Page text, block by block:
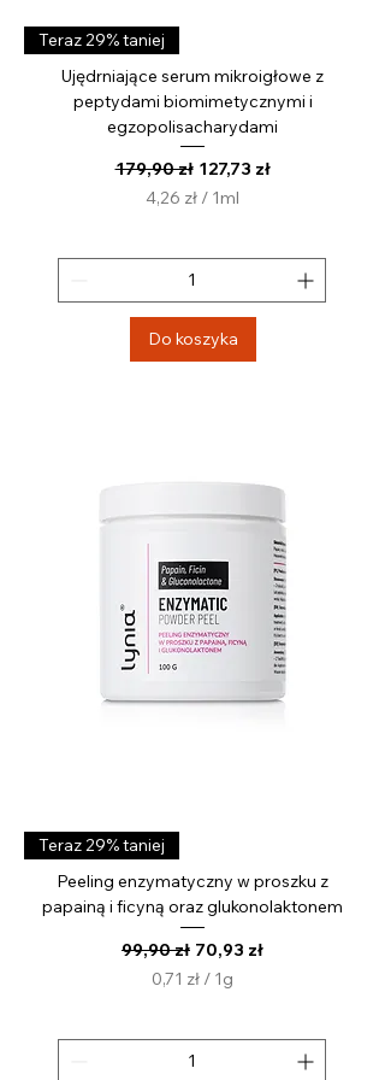
Teraz 29% taniej
Ujędrniające serum mikroigłowe z
peptydami biomimetycznymi i
egzopolisacharydami
Regularna cena
179,90 zł Cena rabatowa
127,73 zł
4,26 zł / 1ml
6
z
ł
i
i
t
r
Do koszyka
Teraz 29% taniej
Peeling enzymatyczny w proszku z
papainą i ficyną oraz glukonolaktonem
Regularna cena
99,90 zł Cena rabatowa
70,93 zł
0,71 zł / 1g
7
1